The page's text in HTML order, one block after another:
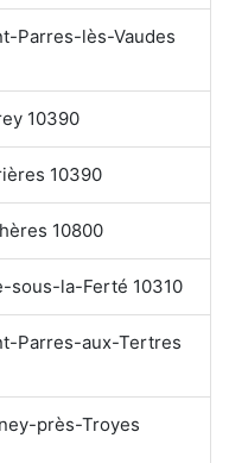
Parres-lès-Vaudes
10390
10390
10800
sous-la-Ferté 10310
Parres-aux-Tertres
près-Troyes